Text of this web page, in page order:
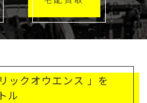
ックオウエンス 」を
ル